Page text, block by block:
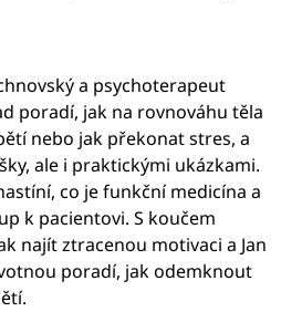
a psychoterapeut
poradí, jak na rovnováhu těla
nebo jak překonat stres, a
ale i praktickými ukázkami.
co je funkční medicína a
k pacientovi. S koučem
najít ztracenou motivaci a Jan
poradí, jak odemknout